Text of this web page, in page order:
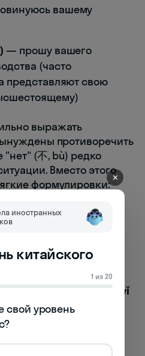
вашему
— прошу вашего
(часто
представляют свою
выражать
противоречить
(不, bù) редко
Вместо этого
формулировки:
yǒu xiē kùnnan)—
затруднения
wèntí bǐjiào fùzá)
сложный
方案 (Huòxǔ wǒmen kěyǐ
Возможно, мы можем
варианты
нередко
✕
иностранных
китайского
1 из 20
свой уровень